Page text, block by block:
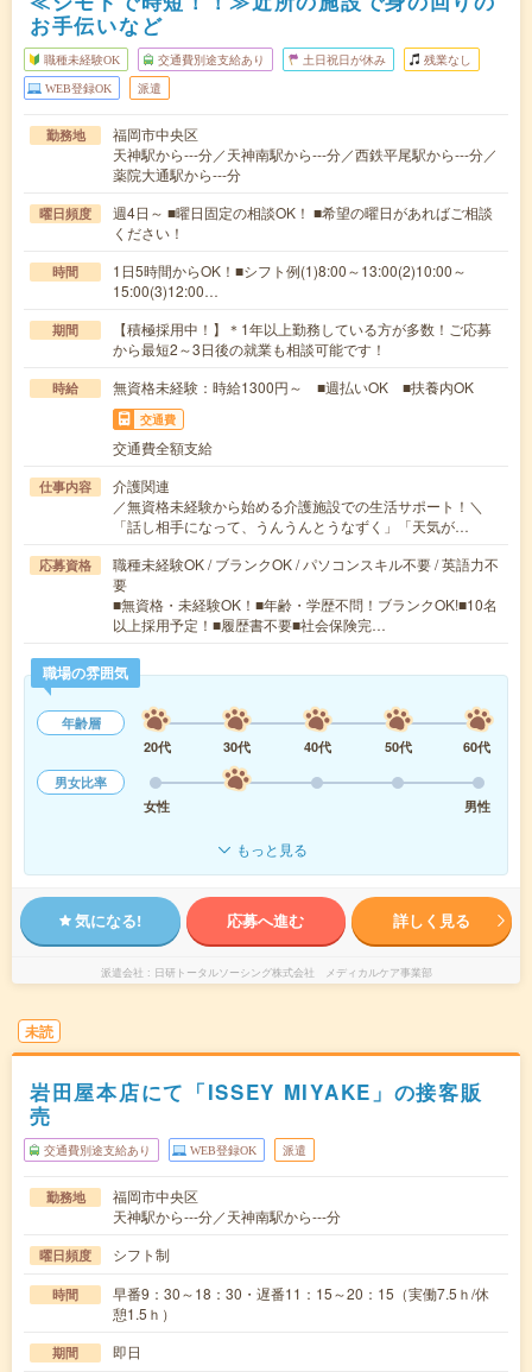
お手伝いなど
職種未経験OK 交通費別途支給あり 土日祝日が休み 残業なし
WEB登録OK 派遣
勤務地
福岡市中央区
天神駅から---分／天神南駅から---分／西鉄平尾駅から---分／
薬院大通駅から---分
曜日頻度
週4日～ ■曜日固定の相談OK！ ■希望の曜日があればご相談
ください！
時間
1日5時間からOK！■シフト例(1)8:00～13:00(2)10:00～
15:00(3)12:00…
期間
【積極採用中！】＊1年以上勤務している方が多数！ご応募
から最短2～3日後の就業も相談可能です！
時給 無資格未経験：時給1300円～ ■週払いOK ■扶養内OK
交通費
交通費全額支給
仕事内容
介護関連
／無資格未経験から始める介護施設での生活サポート！＼
「話し相手になって、うんうんとうなずく」「天気が…
応募資格
職種未経験OK / ブランクOK / パソコンスキル不要 / 英語力不
要
■無資格・未経験OK！■年齢・学歴不問！ブランクOK!■10名
以上採用予定！■履歴書不要■社会保険完…
職場の雰囲気
年齢層
20代
30代 40代 50代
60代
男女比率
女性
男性
もっと見る
気になる! 応募へ進む 詳しく見る
派遣会社 日研トータルソーシング株式会社 メディカルケア事業部
未読
岩田屋本店にて「ISSEY MIYAKE」の接客販
売
交通費別途支給あり WEB登録OK 派遣
勤務地
福岡市中央区
天神駅から---分／天神南駅から---分
曜日頻度 シフト制
時間
早番9：30～18：30・遅番11：15～20：15（実働7.5ｈ/休
憩1.5ｈ）
期間 即日